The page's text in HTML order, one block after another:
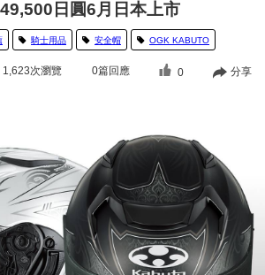
日圓6月日本上市
騎士用品 安全帽 OGK KABUTO
1,623次瀏覽 0篇回應 0 分享